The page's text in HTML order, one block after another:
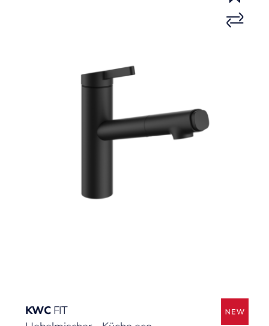
KWC FIT